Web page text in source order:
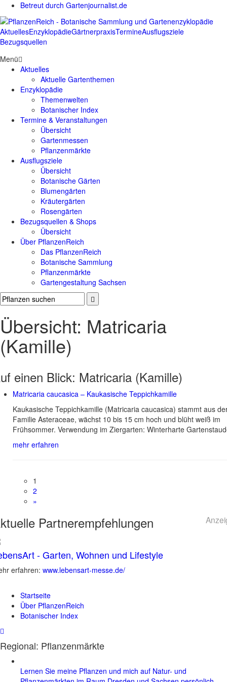
Betreut durch Gartenjournalist.de
AktuellesEnzyklopädieGärtnerpraxisTermineAusflugsziele
Bezugsquellen
Menü
Aktuelles
Aktuelle Gartenthemen
Enzyklopädie
Themenwelten
Botanischer Index
Termine & Veranstaltungen
Übersicht
Gartenmessen
Pflanzenmärkte
Ausflugsziele
Übersicht
Botanische Gärten
Blumengärten
Kräutergärten
Rosengärten
Bezugsquellen & Shops
Übersicht
Über PflanzenReich
Das PflanzenReich
Botanische Sammlung
Pflanzenmärkte
Gartengestaltung Sachsen
Übersicht: Matricaria
(Kamille)
einen Blick: Matricaria (Kamille)
Matricaria caucasica – Kaukasische Teppichkamille
Kaukasische Teppichkamille (Matricaria caucasica) stammt aus
Familie Asteraceae, wächst 10 bis 15 cm hoch und blüht weiß im
Frühsommer. Verwendung im Ziergarten: Winterharte
mehr erfahren
1
2
»
Partnerempfehlungen
- Garten, Wohnen und Lifestyle
erfahren: www.lebensart-messe.de/
Startseite
Über PflanzenReich
Botanischer Index
Regional: Pflanzenmärkte
Lernen Sie meine Pflanzen und mich auf Natur- und